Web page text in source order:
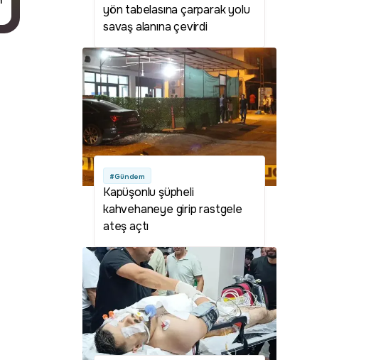
yön tabelasına çarparak yolu
savaş alanına çevirdi
#Gündem
Kapüşonlu şüpheli
kahvehaneye girip rastgele
ateş açtı